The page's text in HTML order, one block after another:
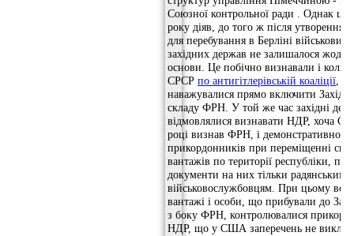
Союзної контрольної ради . Однак
року діяв, до того ж після
для перебування в Берліні військових
західних держав не залишалося
основи. Це побічно визнавали і
СРСР по антигітлерівській коаліції
наважувалися прямо включити
складу ФРН. У той же час західні
відмовлялися визнавати НДР, хоча
році визнав ФРН, і демонстративно
прикордонників при переміщенні
вантажів по території республіки,
документи на них тільки радянським
військовослужбовцям. При цьому всі
вантажі і особи, що прибували до
з боку ФРН, контролювалися
НДР, що у США заперечень не